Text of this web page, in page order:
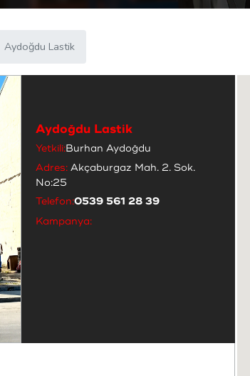
Aydoğdu Lastik
Aydoğdu Lastik
Yetkili:Burhan Aydoğdu
Adres: Akçaburgaz Mah. 2. Sok.
No:25
Telefon:0539 561 28 39
Kampanya: